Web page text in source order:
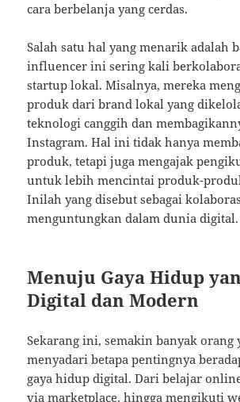
cara berbelanja yang cerdas.
Salah satu hal yang menarik adalah
influencer ini sering kali
startup lokal. Misalnya, mereka
produk dari brand lokal yang
teknologi canggih dan
Instagram. Hal ini tidak hanya
produk, tetapi juga mengajak
untuk lebih mencintai produk-
Inilah yang disebut sebagai
menguntungkan dalam dunia digital.
Menuju Gaya Hidup
Digital dan Modern
Sekarang ini, semakin banyak orang
menyadari betapa pentingnya
gaya hidup digital. Dari belajar
via marketplace, hingga mengikuti